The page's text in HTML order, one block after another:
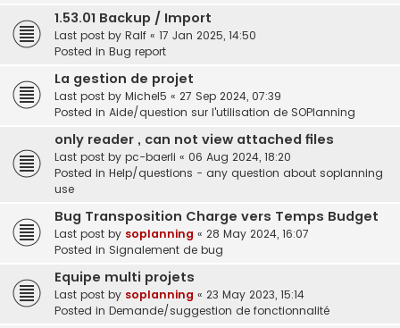
1.53.01 Backup / Import
Last post by Ralf « 17 Jan 2025, 14:50
Posted in Bug report
La gestion de projet
Last post by Michel5 « 27 Sep 2024, 07:39
Posted in Aide/question sur l'utilisation de SOPlanning
only reader , can not view attached files
Last post by pc-baerli « 06 Aug 2024, 18:20
Posted in Help/questions - any question about soplanning
use
Bug Transposition Charge vers Temps Budget
Last post by soplanning « 28 May 2024, 16:07
Posted in Signalement de bug
Equipe multi projets
Last post by soplanning « 23 May 2023, 15:14
Posted in Demande/suggestion de fonctionnalité